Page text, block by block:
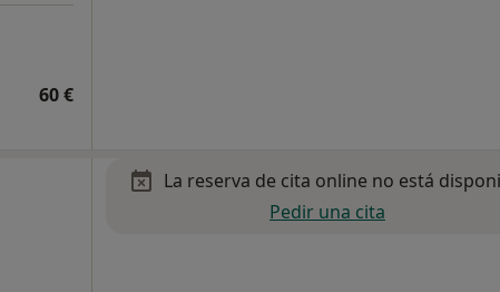
60 €
La reserva de cita online no está
Pedir una cita